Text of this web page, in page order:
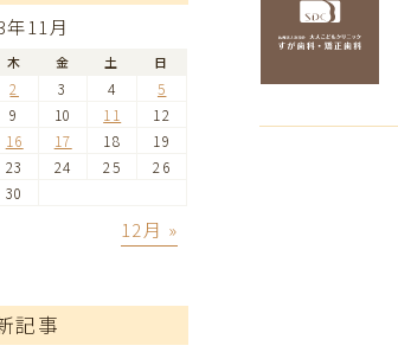
年11月
木 金 土 日
2 3 4
5
9 10 11
12
16 17 18
19
23 24 25
26
30
12月 »
記事